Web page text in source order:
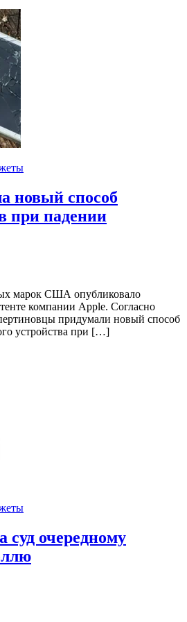
новый способ
при падении
марок США опубликовало
компании Apple. Согласно
придумали новый способ
устройства при […]
суд очередному